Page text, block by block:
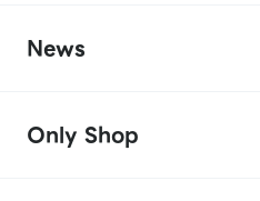
News
Only Shop